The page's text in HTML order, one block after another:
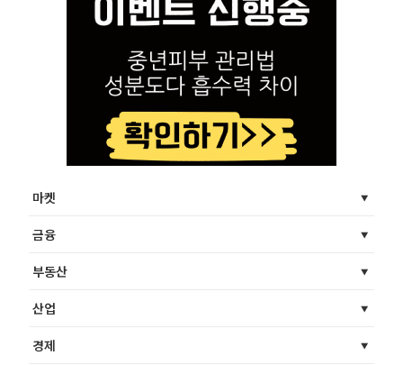
마켓
금융
부동산
산업
경제